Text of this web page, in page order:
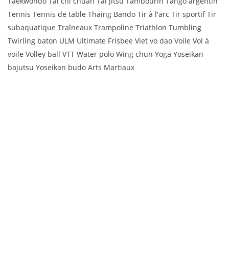
Tennis Tennis de table Thaing Bando Tir à l'arc Tir sportif Tir
subaquatique Traîneaux Trampoline Triathlon Tumbling
Twirling baton ULM Ultimate Frisbee Viet vo dao Voile Vol à
voile Volley ball VTT Water polo Wing chun Yoga Yoseikan
bajutsu Yoseikan budo Arts Martiaux